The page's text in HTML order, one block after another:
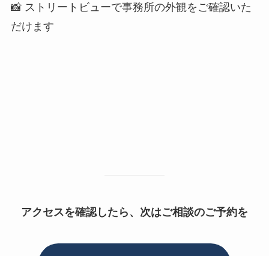
📸 ストリートビューで事務所の外観をご確認いた
だけます
アクセスを確認したら、次はご相談のご予約を